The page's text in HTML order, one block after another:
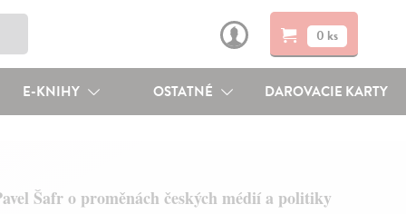
0 ks
E-KNIHY OSTATNÉ DAROVACIE KARTY
Šafr o proměnách českých médií a politiky